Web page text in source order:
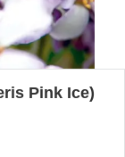
Pink Ice)